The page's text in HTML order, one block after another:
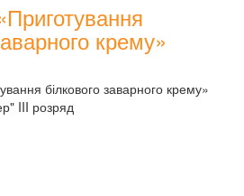
крему»
білкового заварного крему»
III розряд